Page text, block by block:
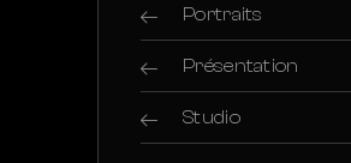
Portraits
Présentation
Studio